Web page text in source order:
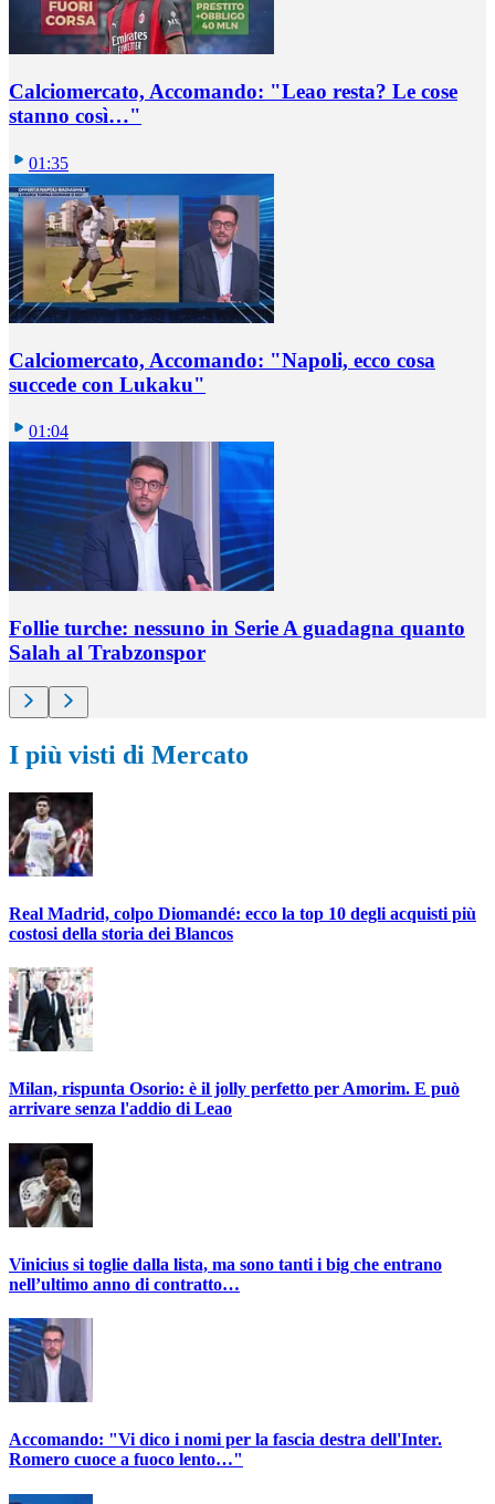
Calciomercato, Accomando: "Leao resta? Le cose
stanno così…"
01:35
Calciomercato, Accomando: "Napoli, ecco cosa
succede con Lukaku"
01:04
Follie turche: nessuno in Serie A guadagna quanto
Salah al Trabzonspor
I più visti di Mercato
Real Madrid, colpo Diomandé: ecco la top 10 degli acquisti più
costosi della storia dei Blancos
Milan, rispunta Osorio: è il jolly perfetto per Amorim. E può
arrivare senza l'addio di Leao
Vinicius si toglie dalla lista, ma sono tanti i big che entrano
nell’ultimo anno di contratto…
Accomando: "Vi dico i nomi per la fascia destra dell'Inter.
Romero cuoce a fuoco lento…"